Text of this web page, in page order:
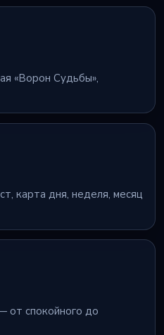
«Ворон Судьбы»,
карта дня, неделя, месяц
от спокойного до